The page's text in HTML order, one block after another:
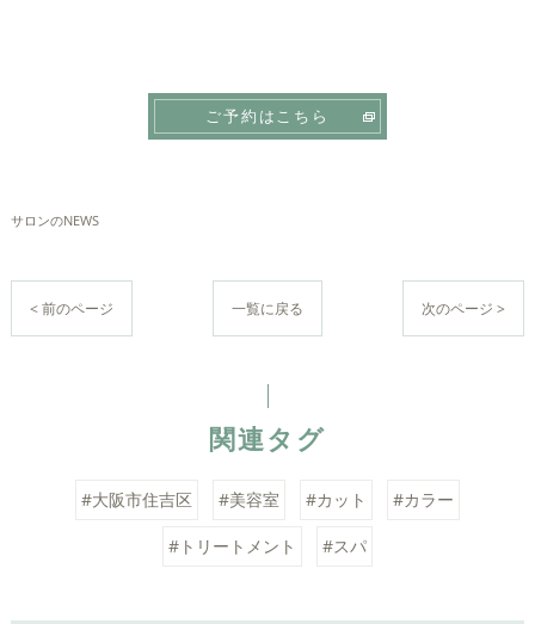
ご予約はこちら
サロンのNEWS
< 前のページ 一覧に戻る 次のページ >
関連タグ
#大阪市住吉区 #美容室 #カット #カラー
#トリートメント #スパ